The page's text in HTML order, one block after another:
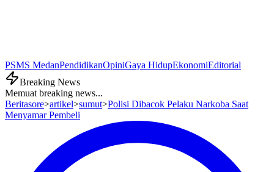
PSMS MedanPendidikanOpiniGaya HidupEkonomiEditorial
Breaking News
Memuat breaking news...
Beritasore>artikel>sumut>Polisi Dibacok Pelaku Narkoba Saat
Menyamar Pembeli